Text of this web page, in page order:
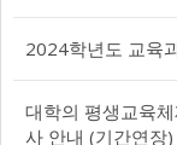
2024학년도 교육
대학의 평생교육
사 안내 (기간연장)